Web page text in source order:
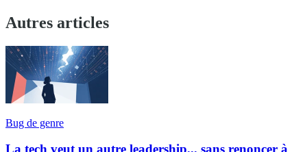
Autres articles
Bug de genre